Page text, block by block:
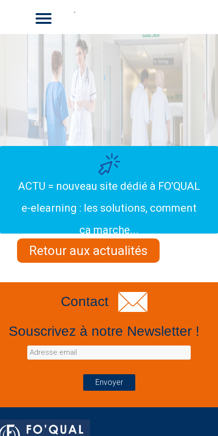
ACTU = nouveau site dédié à FO'QUAL
e-elearning : les solutions, comment
ça marche...
Retour aux actualités
Contact
Souscrivez à notre Newsletter !